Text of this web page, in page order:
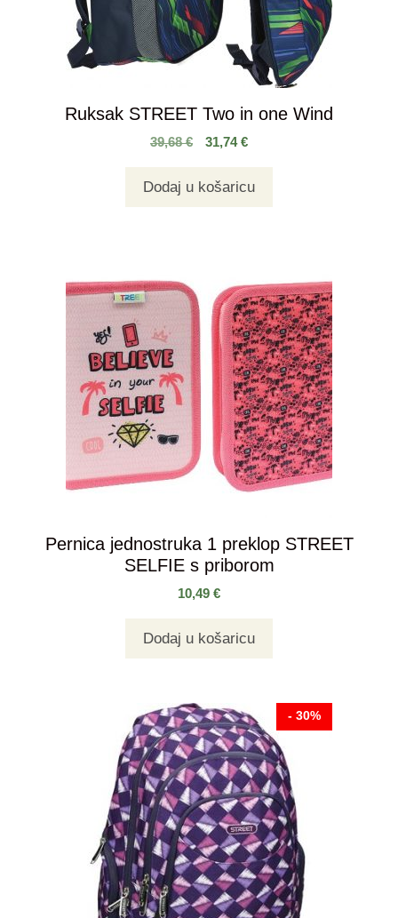
Ruksak STREET Two in one Wind
39,68€ 31,74€
Dodaj u košaricu
Pernica jednostruka 1 preklop STREET
SELFIE s priborom
10,49 €
Dodaj u košaricu
- 30%